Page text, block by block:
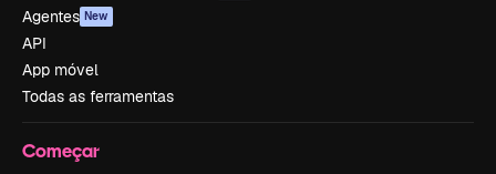
Agentes New
API
App móvel
Todas as ferramentas
Começar